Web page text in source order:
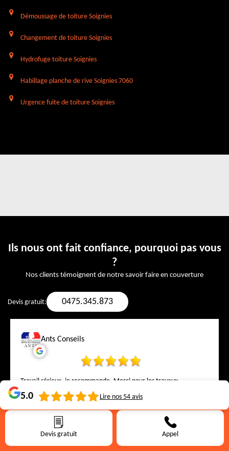
Devis gratuit Appel
Démoussage de toiture Soignies
Changement de toiture Soignies
Hydrofuge toiture Soignies
Habillage planche de rive Soignies 7060
Urgence fuite de toiture Soignies
Ils nous ont fait confiance, pourquoi pas vous
?
Nos clients témoignent de notre savoir faire en couverture
Devis gratuit: 0475.345.873
Ants Conseils
Travail sérieux, je recommande. Merci pour les travaux
5.0 Lire nos 54 avis